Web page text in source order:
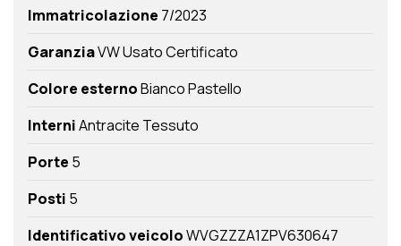
Immatricolazione 7/2023
GaranziaVW Usato Certificato
Colore esternoBianco Pastello
InterniAntracite Tessuto
Porte 5
Posti 5
Identificativo veicoloWVGZZZA1ZPV630647